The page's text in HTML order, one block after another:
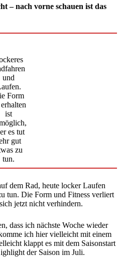
– nach vorne schauen ist das
und
Form
ist
es tut
gut
zu
tun.
dem Rad, heute locker Laufen
tun. Die Form und Fitness verliert
jetzt nicht verhindern.
dass ich nächste Woche wieder
ich hier vielleicht mit einem
klappt es mit dem Saisonstart
der Saison im Juli.